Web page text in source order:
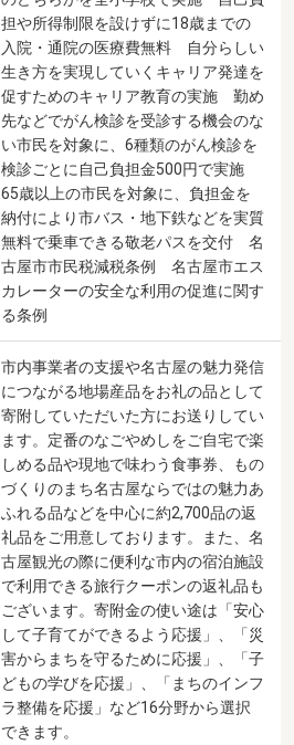
担や所得制限を設けずに18歳までの
入院・通院の医療費無料 自分らしい
生き方を実現していくキャリア発達を
促すためのキャリア教育の実施 勤め
先などでがん検診を受診する機会のな
い市民を対象に、6種類のがん検診を
検診ごとに自己負担金500円で実施
65歳以上の市民を対象に、負担金を
納付により市バス・地下鉄などを実質
無料で乗車できる敬老パスを交付 名
古屋市市民税減税条例 名古屋市エス
カレーターの安全な利用の促進に関す
る条例
市内事業者の支援や名古屋の魅力発信
につながる地場産品をお礼の品として
寄附していただいた方にお送りしてい
ます。定番のなごやめしをご自宅で楽
しめる品や現地で味わう食事券、もの
づくりのまち名古屋ならではの魅力あ
ふれる品などを中心に約2,700品の返
礼品をご用意しております。また、名
古屋観光の際に便利な市内の宿泊施設
で利用できる旅行クーポンの返礼品も
ございます。寄附金の使い途は「安心
して子育てができるよう応援」、「災
害からまちを守るために応援」、「子
どもの学びを応援」、「まちのインフ
ラ整備を応援」など16分野から選択
できます。